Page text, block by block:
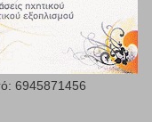
6945871456